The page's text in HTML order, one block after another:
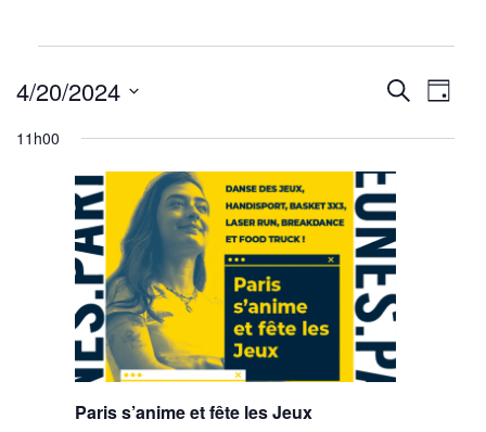
for
20,
et
de
vues
Recherche
de
Jour
4/20/2024
une
11h00
Paris s’anime et fête les Jeux